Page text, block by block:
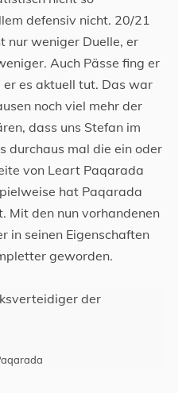
defensiv nicht. 20/21
nur weniger Duelle, er
Auch Pässe fing er
es aktuell tut. Das war
noch viel mehr der
dass uns Stefan im
durchaus mal die ein oder
von Leart Paqarada
hat Paqarada
Mit den nun vorhandenen
in seinen Eigenschaften
geworden.
der